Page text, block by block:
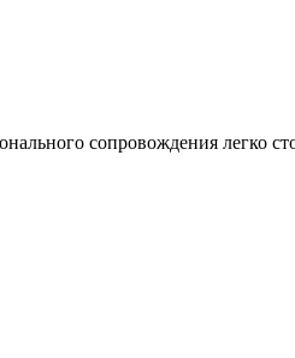
сопровождения легко